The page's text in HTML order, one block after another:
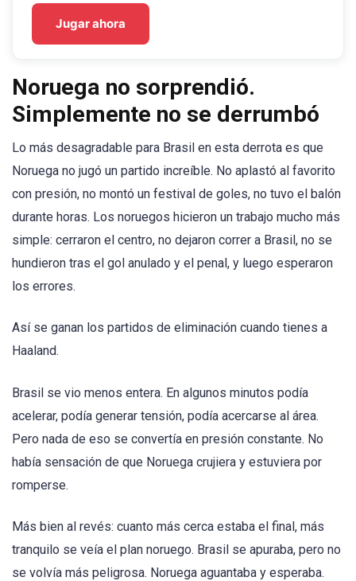
Jugar ahora
Noruega no sorprendió.
Simplemente no se derrumbó
Lo más desagradable para Brasil en esta derrota es que
Noruega no jugó un partido increíble. No aplastó al favorito
con presión, no montó un festival de goles, no tuvo el balón
durante horas. Los noruegos hicieron un trabajo mucho más
simple: cerraron el centro, no dejaron correr a Brasil, no se
hundieron tras el gol anulado y el penal, y luego esperaron
los errores.
Así se ganan los partidos de eliminación cuando tienes a
Haaland.
Brasil se vio menos entera. En algunos minutos podía
acelerar, podía generar tensión, podía acercarse al área.
Pero nada de eso se convertía en presión constante. No
había sensación de que Noruega crujiera y estuviera por
romperse.
Más bien al revés: cuanto más cerca estaba el final, más
tranquilo se veía el plan noruego. Brasil se apuraba, pero no
se volvía más peligrosa. Noruega aguantaba y esperaba.